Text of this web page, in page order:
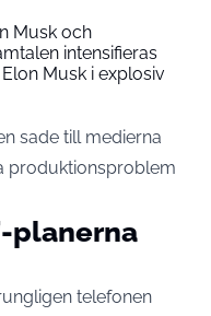
Musk och
intensifieras
Musk i explosiv
sade till medierna
produktionsproblem
planerna
telefonen